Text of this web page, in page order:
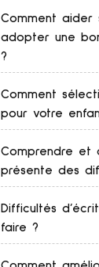
Comment aider
adopter une
?
Comment
pour votre
Comprendre et
présente des
Difficultés
faire ?